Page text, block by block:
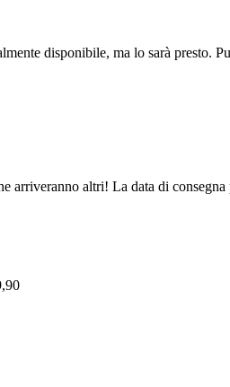
disponibile, ma lo sarà presto.
arriveranno altri! La data di